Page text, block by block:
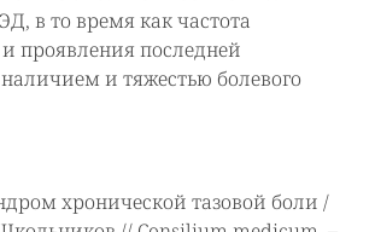
в то время как частота
проявления последней
и тяжестью болевого
хронической тазовой боли /